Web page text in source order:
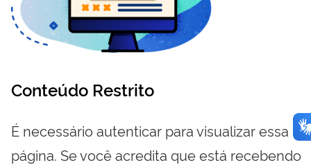
Conteúdo Restrito
É necessário autenticar para visualizar essa
página. Se você acredita que está recebendo